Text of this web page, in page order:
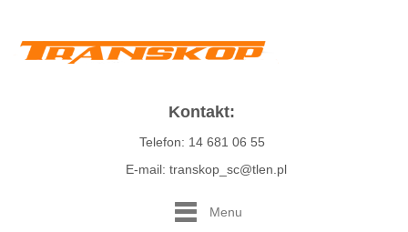
Kontakt:
Telefon: 14 681 06 55
E-mail: transkop_sc@tlen.pl
Menu